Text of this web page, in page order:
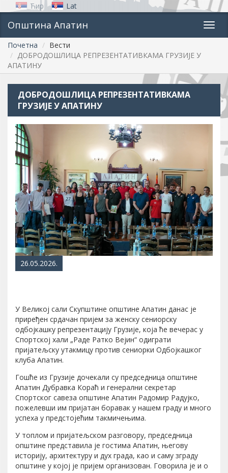
Ћир Lat
Општина Апатин
Почетна
Вести
ДОБРОДОШЛИЦА РЕПРЕЗЕНТАТИВКАМА ГРУЗИЈЕ У
АПАТИНУ
ДОБРОДОШЛИЦА РЕПРЕЗЕНТАТИВКАМА
ГРУЗИЈЕ У АПАТИНУ
26.05.2026.
У Великој сали Скупштине општине Апатин данас је
приређен срдачан пријем за женску сениорску
одбојкашку репрезентацију Грузије, која ће вечерас у
Спортској хали „Раде Ратко Вејин“ одиграти
пријатељску утакмицу против сениорки Одбојкашког
клуба Апатин.
Гошће из Грузије дочекали су председница општине
Апатин Дубравка Кораћ и генерални секретар
Спортског савеза општине Апатин Радомир Радујко,
пожелевши им пријатан боравак у нашем граду и много
успеха у предстојећим такмичењима.
У топлом и пријатељском разговору, председница
општине представила је гостима Апатин, његову
историју, архитектуру и дух града, као и саму зграду
општине у којој је пријем организован. Говорила је и о